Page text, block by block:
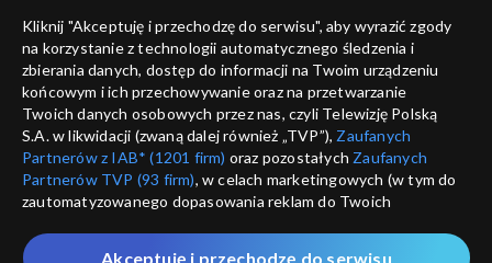
ANULUJ
informacje o dostawcy usług
Kliknij "Akceptuję i przechodzę do serwisu", aby wyrazić zgody
na korzystanie z technologii automatycznego śledzenia i
zbierania danych, dostęp do informacji na Twoim urządzeniu
końcowym i ich przechowywanie oraz na przetwarzanie
Twoich danych osobowych przez nas, czyli Telewizję Polską
S.A. w likwidacji (zwaną dalej również „TVP”), Zaufanych
Partnerów z IAB* (1201 firm) oraz pozostałych Zaufanych
Partnerów TVP (93 firm), w celach marketingowych (w tym do
zautomatyzowanego dopasowania reklam do Twoich
które wskazujemy poniżej, a także zgody na udostępnianie
Akceptuję i przechodzę do serwisu